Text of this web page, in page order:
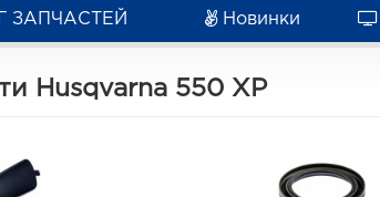
ЗАПЧАСТЕЙ Новинки
Husqvarna 550 XP